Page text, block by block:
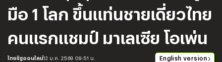
มือ 1 โลก ขึ้นแท่นชายเดี่ยวไทย
คนแรกแชมป์ มาเลเซีย โอเพ่น
ไทยรัฐออนไลน์12 ม.ค. 2569 09:51 น. English version